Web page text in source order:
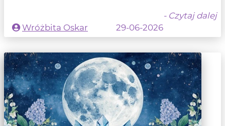
- Czytaj dalej
Wróżbita Oskar
29-06-2026